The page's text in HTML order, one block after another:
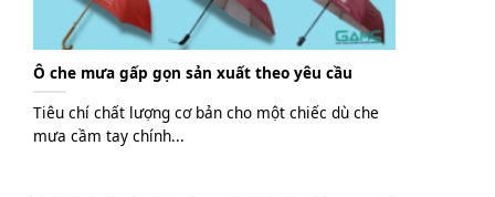
Ô che mưa gấp gọn sản xuất theo yêu cầu
Tiêu chí chất lượng cơ bản cho một chiếc dù che
mưa cầm tay chính...